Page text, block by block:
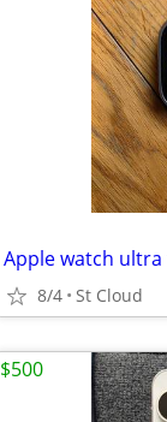
Apple watch
8/4 St Cloud
$500